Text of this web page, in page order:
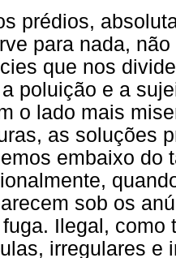
prédios,
para nada,
que nos
poluição e a
o lado mais
as soluções
embaixo do
sob os
Ilegal, como
irregulares e